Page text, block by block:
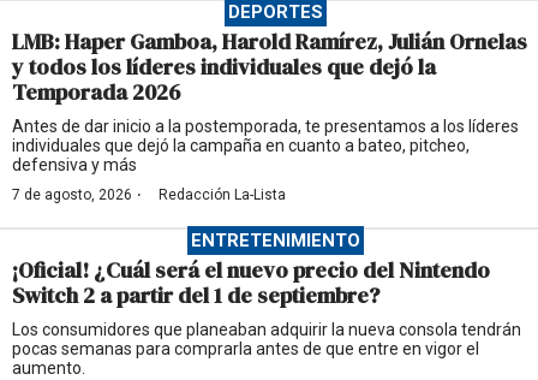
DEPORTES
LMB: Haper Gamboa, Harold Ramírez, Julián Ornelas
y todos los líderes individuales que dejó la
Temporada 2026
Antes de dar inicio a la postemporada, te presentamos a los líderes
individuales que dejó la campaña en cuanto a bateo, pitcheo,
defensiva y más
7 de agosto, 2026 · Redacción La-Lista
ENTRETENIMIENTO
¡Oficial! ¿Cuál será el nuevo precio del Nintendo
Switch 2 a partir del 1 de septiembre?
Los consumidores que planeaban adquirir la nueva consola tendrán
pocas semanas para comprarla antes de que entre en vigor el
aumento.